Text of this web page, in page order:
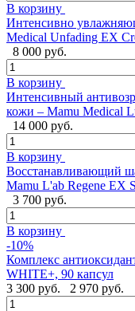
В корзину
Интенсивно
Medical Unfading EX
8 000 руб.
В корзину
Интенсивный
кожи – Mamu Medical
14 000 руб.
В корзину
Восстанавливающий
Mamu L'ab Regene EX
3 700 руб.
В корзину
-10%
Комплекс
WHITE+, 90 капсул
3 300 руб.
2 970 руб.